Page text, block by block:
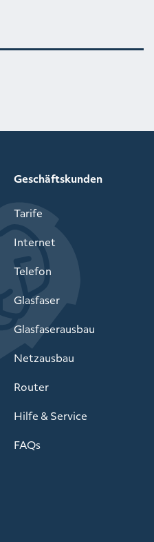
Geschäftskunden
Tarife
Internet
Telefon
Glasfaser
Glasfaserausbau
Netzausbau
Router
Hilfe & Service
FAQs